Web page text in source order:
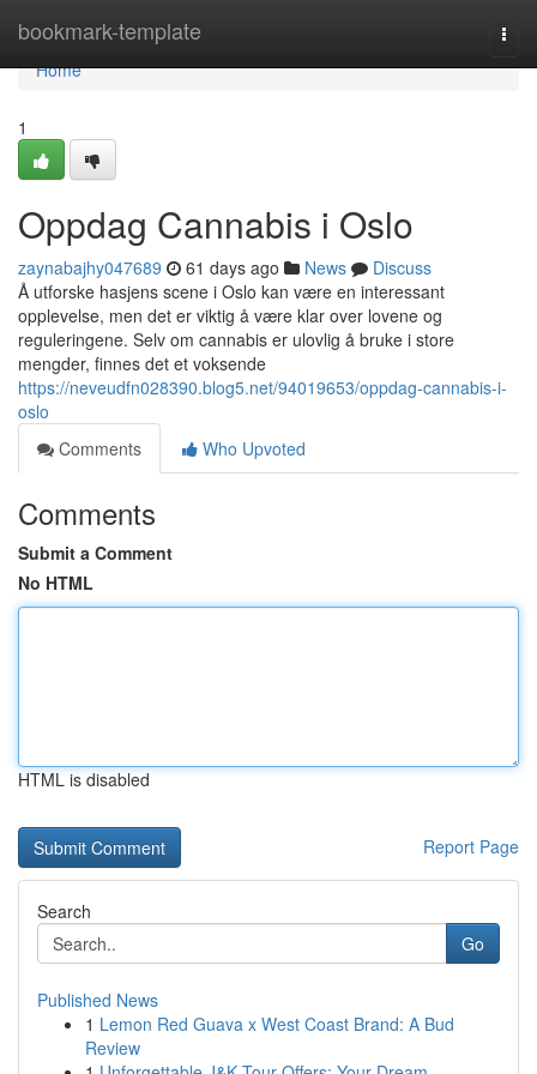
bookmark-template
Home
Home
1
Oppdag Cannabis i Oslo
zaynabajhy047689 61 days ago News
Discuss
Å utforske hasjens scene i Oslo kan være en interessant
opplevelse, men det er viktig å være klar over lovene og
reguleringene. Selv om cannabis er ulovlig å bruke i store
mengder, finnes det et voksende
https://neveudfn028390.blog5.net/94019653/oppdag-cannabis-i-
oslo
Comments
Who Upvoted
Comments
Submit a Comment
No HTML
HTML is disabled
Report Page
Search
Go
Published News
1 Lemon Red Guava x West Coast Brand: A Bud
Review